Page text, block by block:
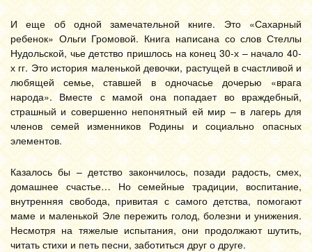
И еще об одной замечательной книге. Это «Сахарный
ребенок» Ольги Громовой. Книга написана со слов Стеллы
Нудольской, чье детство пришлось на конец 30-х – начало 40-
х гг. Это история маленькой девочки, растущей в счастливой и
любящей семье, ставшей в одночасье дочерью «врага
народа». Вместе с мамой она попадает во враждебный,
страшный и совершенно непонятный ей мир – в лагерь для
членов семей изменников Родины и социально опасных
элементов.
Казалось бы – детство закончилось, позади радость, смех,
домашнее счастье… Но семейные традиции, воспитание,
внутренняя свобода, привитая с самого детства, помогают
маме и маленькой Эле пережить голод, болезни и унижения.
Несмотря на тяжелые испытания, они продолжают шутить,
читать стихи и петь песни, заботиться друг о друге.